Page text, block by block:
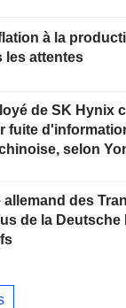
à la
les attentes
de SK Hynix
fuite
selon
allemand des
de la